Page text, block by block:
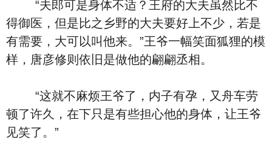
“夫郎可是身体不适？王府的大夫虽然比不
得御医，但是比之乡野的大夫要好上不少，若是
有需要，大可以叫他来。”王爷一幅笑面狐狸的模
样，唐彦修则依旧是做他的翩翩丞相。
“这就不麻烦王爷了，内子有孕，又舟车劳
顿了许久，在下只是有些担心他的身体，让王爷
见笑了。”